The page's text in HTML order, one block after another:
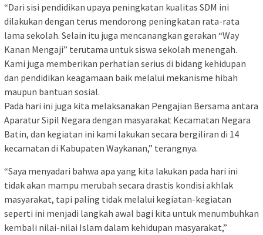
“Dari sisi pendidikan upaya peningkatan kualitas SDM ini
dilakukan dengan terus mendorong peningkatan rata-rata
lama sekolah. Selain itu juga mencanangkan gerakan “Way
Kanan Mengaji” terutama untuk siswa sekolah menengah.
Kami juga memberikan perhatian serius di bidang kehidupan
dan pendidikan keagamaan baik melalui mekanisme hibah
maupun bantuan sosial.
Pada hari ini juga kita melaksanakan Pengajian Bersama antara
Aparatur Sipil Negara dengan masyarakat Kecamatan Negara
Batin, dan kegiatan ini kami lakukan secara bergiliran di 14
kecamatan di Kabupaten Waykanan,” terangnya.
“Saya menyadari bahwa apa yang kita lakukan pada hari ini
tidak akan mampu merubah secara drastis kondisi akhlak
masyarakat, tapi paling tidak melalui kegiatan-kegiatan
seperti ini menjadi langkah awal bagi kita untuk menumbuhkan
kembali nilai-nilai Islam dalam kehidupan masyarakat,”